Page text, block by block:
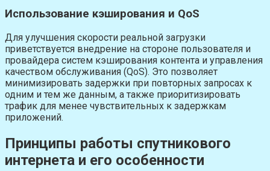
Использование кэширования и QoS
Для улучшения скорости реальной загрузки
приветствуется внедрение на стороне пользователя и
провайдера систем кэширования контента и управления
качеством обслуживания (QoS). Это позволяет
минимизировать задержки при повторных запросах к
одним и тем же данным, а также приоритизировать
трафик для менее чувствительных к задержкам
приложений.
Принципы работы спутникового
интернета и его особенности